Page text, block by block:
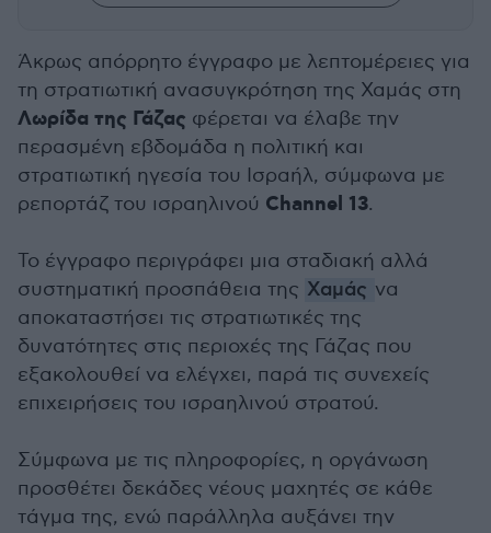
Άκρως απόρρητο έγγραφο με λεπτομέρειες για
τη στρατιωτική ανασυγκρότηση της Χαμάς στη
Λωρίδα της Γάζας φέρεται να έλαβε την
περασμένη εβδομάδα η πολιτική και
στρατιωτική ηγεσία του Ισραήλ, σύμφωνα με
ρεπορτάζ του ισραηλινού Channel 13.
Το έγγραφο περιγράφει μια σταδιακή αλλά
συστηματική προσπάθεια της Χαμάς να
αποκαταστήσει τις στρατιωτικές της
δυνατότητες στις περιοχές της Γάζας που
εξακολουθεί να ελέγχει, παρά τις συνεχείς
επιχειρήσεις του ισραηλινού στρατού.
Σύμφωνα με τις πληροφορίες, η οργάνωση
προσθέτει δεκάδες νέους μαχητές σε κάθε
τάγμα της, ενώ παράλληλα αυξάνει την